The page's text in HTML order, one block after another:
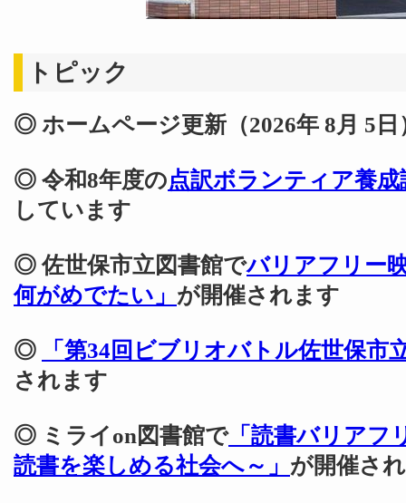
トピック
◎ ホームページ更新（2026年 8月 5日
◎ 令和8年度の点訳ボランティア養
しています
◎ 佐世保市立図書館でバリアフリー
何がめでたい」 が開催されます
◎
「第34回ビブリオバトル佐世保市
されます
◎ ミライon図書館で「読書バリアフ
読書を楽しめる社会へ～」 が開催さ